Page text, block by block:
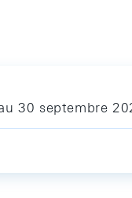
30 septembre